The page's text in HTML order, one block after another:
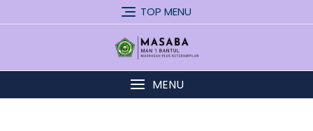
to
TOP MENU
MENU